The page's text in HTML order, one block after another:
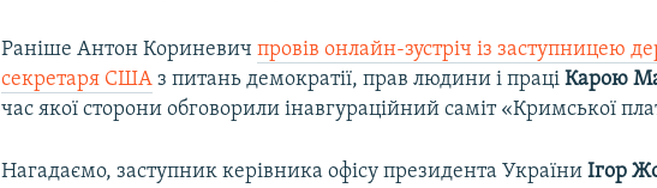
Раніше Антон Кориневичпровів онлайн-зустріч із заступницею
секретаря США з питань демократії, прав людини і праціКарою
час якої сторони обговорили інавгураційний саміт «Кримської
Нагадаємо, заступник керівника офісу президента УкраїниІгор